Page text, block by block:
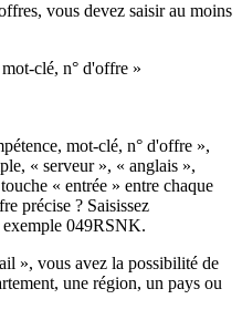
vous devez saisir au moins
clé, n° d'offre »
mot-clé, n° d'offre »,
« serveur », « anglais »,
« entrée » entre chaque
précise ? Saisissez
exemple 049RSNK.
», vous avez la possibilité de
une région, un pays ou